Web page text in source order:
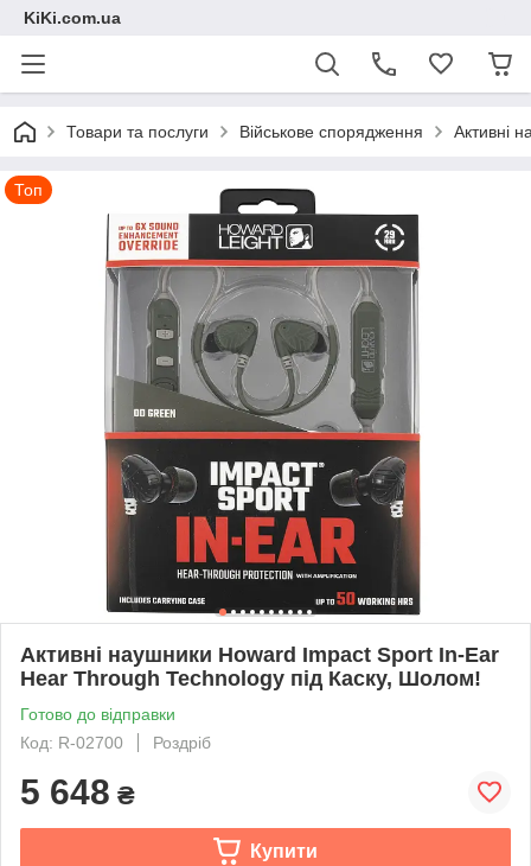
KiKi.com.ua
Товари та послуги Військове спорядження Активні
Топ
Активні наушники Howard Impact Sport In-Ear
Hear Through Technology під Каску, Шолом!
Готово до відправки
Код: R-02700
Роздріб
5 648 ₴
Купити